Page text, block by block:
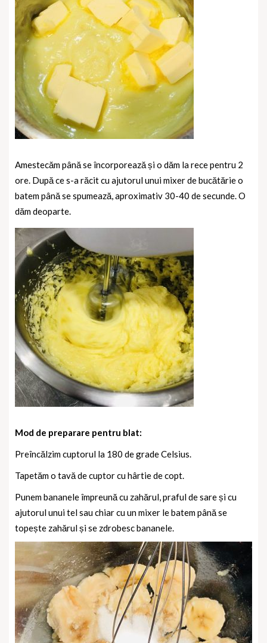
Amestecăm până se încorporează și o dăm la rece pentru 2
ore. După ce s-a răcit cu ajutorul unui mixer de bucătărie o
batem până se spumează, aproximativ 30-40 de secunde. O
dăm deoparte.
Mod de preparare pentru blat:
Preîncălzim cuptorul la 180 de grade Celsius.
Tapetăm o tavă de cuptor cu hârtie de copt.
Punem bananele împreună cu zahărul, praful de sare și cu
ajutorul unui tel sau chiar cu un mixer le batem până se
topește zahărul și se zdrobesc bananele.